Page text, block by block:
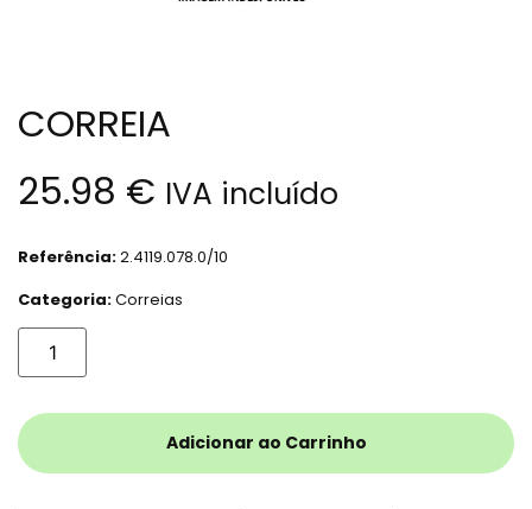
CORREIA
25.98 € IVA incluído
Referência:2.4119.078.0/10
Categoria:Correias
Adicionar ao Carrinho